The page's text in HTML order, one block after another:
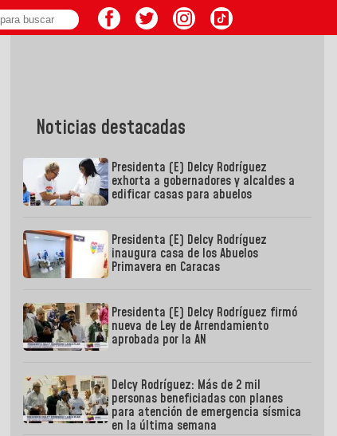
Noticias destacadas
Presidenta (E) Delcy Rodríguez
exhorta a gobernadores y alcaldes a
edificar casas para abuelos
Presidenta (E) Delcy Rodríguez
inaugura casa de los Abuelos
Primavera en Caracas
Presidenta (E) Delcy Rodríguez firmó
nueva de Ley de Arrendamiento
aprobada por la AN
Delcy Rodríguez: Más de 2 mil
personas beneficiadas con planes
para atención de emergencia sísmica
en la última semana